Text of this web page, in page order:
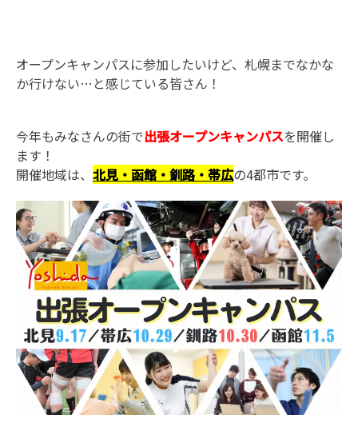
オープンキャンパスに参加したいけど、札幌までなかな
か行けない…と感じている皆さん！
今年もみなさんの街で出張オープンキャンパスを開催し
ます！
開催地域は、 北見・函館・釧路・帯広の4都市です。